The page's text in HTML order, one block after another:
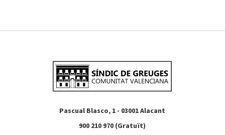
Pascual Blasco, 1 - 03001 Alacant
900 210 970 (Gratuït)